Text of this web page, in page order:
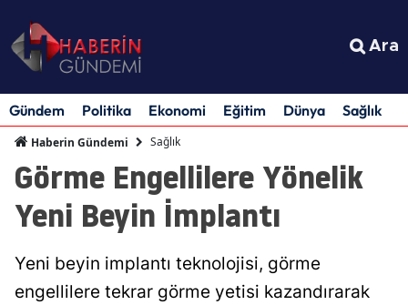
Ara
Gündem Politika Ekonomi Eğitim Dünya Sağlık
Haberin Gündemi Sağlık
Görme Engellilere Yönelik
Yeni Beyin İmplantı
Yeni beyin implantı teknolojisi, görme
engellilere tekrar görme yetisi kazandırarak